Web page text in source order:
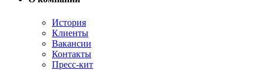
История
Клиенты
Вакансии
Контакты
Пресс-кит